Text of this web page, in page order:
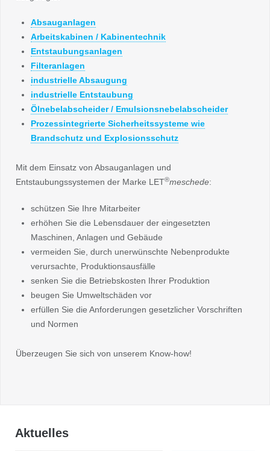
Absauganlagen
Arbeitskabinen / Kabinentechnik
Entstaubungsanlagen
Filteranlagen
industrielle Absaugung
industrielle Entstaubung
Ölnebelabscheider / Emulsionsnebelabscheider
Prozessintegrierte Sicherheitssysteme wie
Brandschutz und Explosionsschutz
Mit dem Einsatz von Absauganlagen und
Entstaubungssystemen der Marke LET®meschede:
schützen Sie Ihre Mitarbeiter
erhöhen Sie die Lebensdauer der eingesetzten
Maschinen, Anlagen und Gebäude
vermeiden Sie, durch unerwünschte Nebenprodukte
verursachte, Produktionsausfälle
senken Sie die Betriebskosten Ihrer Produktion
beugen Sie Umweltschäden vor
erfüllen Sie die Anforderungen gesetzlicher Vorschriften
und Normen
Überzeugen Sie sich von unserem Know-how!
Aktuelles